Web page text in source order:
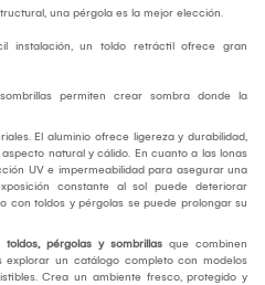
una pérgola es la mejor elección.
instalación, un toldo retráctil ofrece gran
permiten crear sombra donde la
El aluminio ofrece ligereza y durabilidad,
natural y cálido. En cuanto a las lonas
UV e impermeabilidad para asegurar una
constante al sol puede deteriorar
con toldos y pérgolas se puede prolongar su
toldos, pérgolas y sombrillas que combinen
explorar un catálogo completo con modelos
Crea un ambiente fresco, protegido y